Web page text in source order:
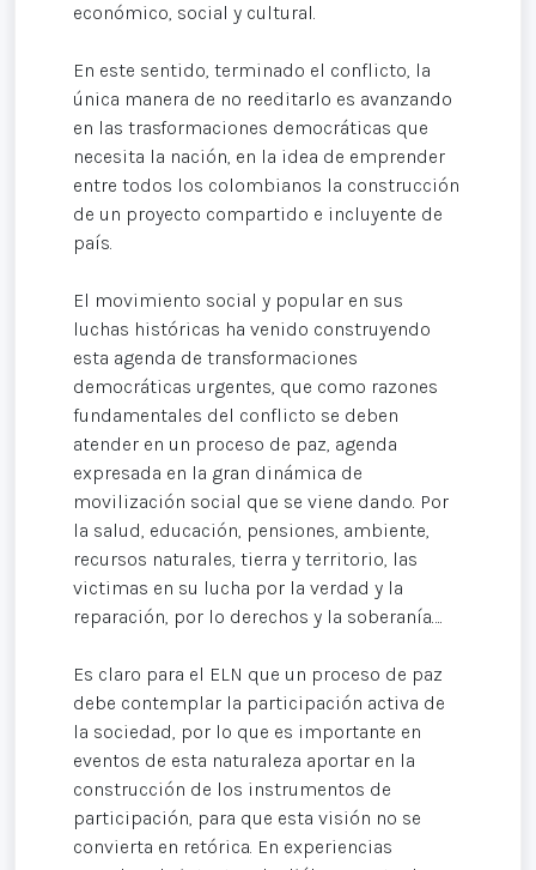
económico, social y cultural.
En este sentido, terminado el conflicto, la
única manera de no reeditarlo es avanzando
en las trasformaciones democráticas que
necesita la nación, en la idea de emprender
entre todos los colombianos la construcción
de un proyecto compartido e incluyente de
país.
El movimiento social y popular en sus
luchas históricas ha venido construyendo
esta agenda de transformaciones
democráticas urgentes, que como razones
fundamentales del conflicto se deben
atender en un proceso de paz, agenda
expresada en la gran dinámica de
movilización social que se viene dando. Por
la salud, educación, pensiones, ambiente,
recursos naturales, tierra y territorio, las
victimas en su lucha por la verdad y la
reparación, por lo derechos y la soberanía….
Es claro para el ELN que un proceso de paz
debe contemplar la participación activa de
la sociedad, por lo que es importante en
eventos de esta naturaleza aportar en la
construcción de los instrumentos de
participación, para que esta visión no se
convierta en retórica. En experiencias